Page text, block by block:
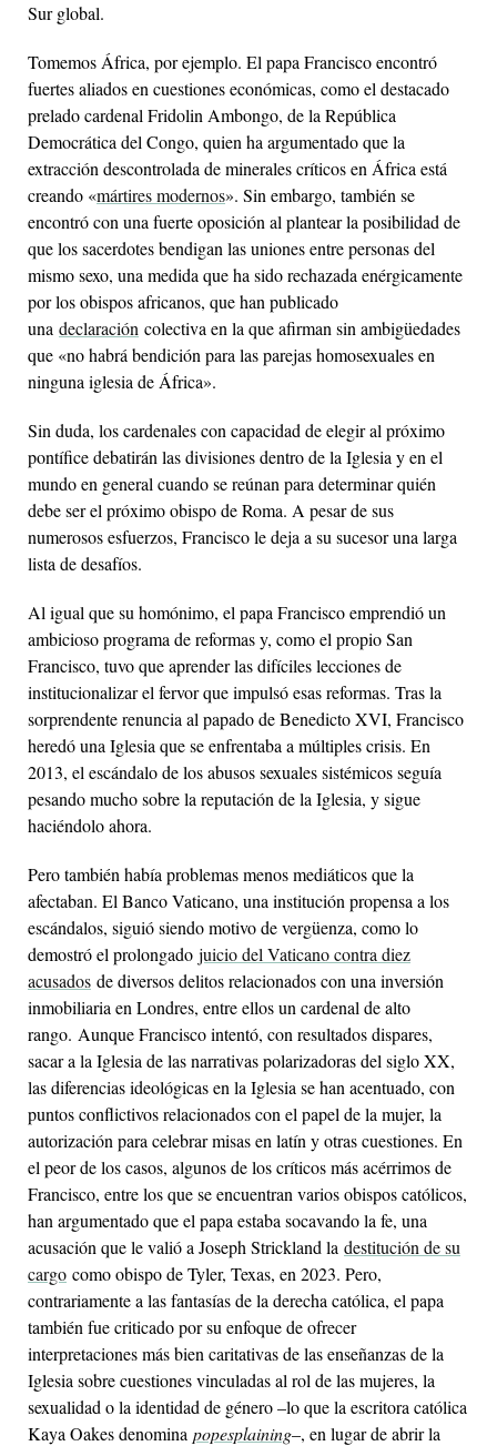
Sur global.
Tomemos África, por ejemplo. El papa Francisco encontró
fuertes aliados en cuestiones económicas, como el destacado
prelado cardenal Fridolin Ambongo, de la República
Democrática del Congo, quien ha argumentado que la
extracción descontrolada de minerales críticos en África está
creando «mártires modernos». Sin embargo, también se
encontró con una fuerte oposición al plantear la posibilidad de
que los sacerdotes bendigan las uniones entre personas del
mismo sexo, una medida que ha sido rechazada enérgicamente
por los obispos africanos, que han publicado
una declaración colectiva en la que afirman sin ambigüedades
que «no habrá bendición para las parejas homosexuales en
ninguna iglesia de África».
Sin duda, los cardenales con capacidad de elegir al próximo
pontífice debatirán las divisiones dentro de la Iglesia y en el
mundo en general cuando se reúnan para determinar quién
debe ser el próximo obispo de Roma. A pesar de sus
numerosos esfuerzos, Francisco le deja a su sucesor una larga
lista de desafíos.
Al igual que su homónimo, el papa Francisco emprendió un
ambicioso programa de reformas y, como el propio San
Francisco, tuvo que aprender las difíciles lecciones de
institucionalizar el fervor que impulsó esas reformas. Tras la
sorprendente renuncia al papado de Benedicto XVI, Francisco
heredó una Iglesia que se enfrentaba a múltiples crisis. En
2013, el escándalo de los abusos sexuales sistémicos seguía
pesando mucho sobre la reputación de la Iglesia, y sigue
haciéndolo ahora.
Pero también había problemas menos mediáticos que la
afectaban. El Banco Vaticano, una institución propensa a los
escándalos, siguió siendo motivo de vergüenza, como lo
demostró el prolongado juicio del Vaticano contra diez
acusados de diversos delitos relacionados con una inversión
inmobiliaria en Londres, entre ellos un cardenal de alto
rango. Aunque Francisco intentó, con resultados dispares,
sacar a la Iglesia de las narrativas polarizadoras del siglo XX,
las diferencias ideológicas en la Iglesia se han acentuado, con
puntos conflictivos relacionados con el papel de la mujer, la
autorización para celebrar misas en latín y otras cuestiones. En
el peor de los casos, algunos de los críticos más acérrimos de
Francisco, entre los que se encuentran varios obispos católicos,
han argumentado que el papa estaba socavando la fe, una
acusación que le valió a Joseph Strickland la destitución de su
cargo como obispo de Tyler, Texas, en 2023. Pero,
contrariamente a las fantasías de la derecha católica, el papa
también fue criticado por su enfoque de ofrecer
interpretaciones más bien caritativas de las enseñanzas de la
Iglesia sobre cuestiones vinculadas al rol de las mujeres, la
sexualidad o la identidad de género –lo que la escritora católica
Kaya Oakes denomina popesplaining–, en lugar de abrir la